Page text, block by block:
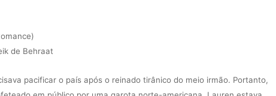
de Behraat
pacificar o país após o reinado tirânico do meio irmão. Portanto,